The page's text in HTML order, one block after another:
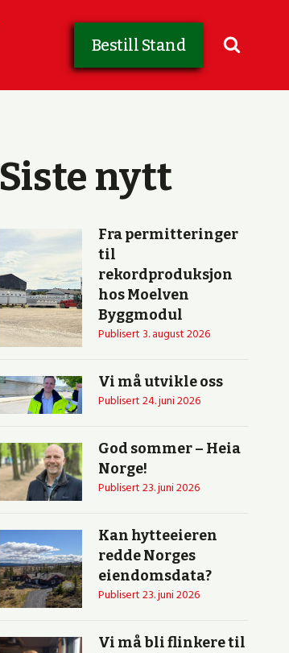
Bestill Stand
Siste nytt
Fra permitteringer
til
rekordproduksjon
hos Moelven
Byggmodul
Publisert 3. august 2026
Vi må utvikle oss
Publisert24. juni 2026
God sommer – Heia
Norge!
Publisert23. juni 2026
Kan hytteeieren
redde Norges
eiendomsdata?
Publisert23. juni 2026
Vi må bli flinkere til